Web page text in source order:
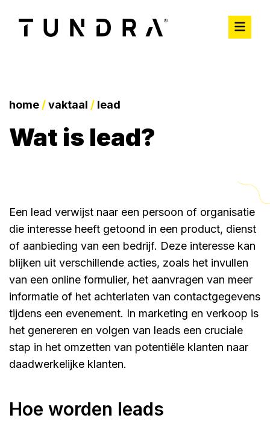
home /vaktaal / lead
wat is lead?
Een lead verwijst naar een persoon of organisatie
die interesse heeft getoond in een product, dienst
of aanbieding van een bedrijf. Deze interesse kan
blijken uit verschillende acties, zoals het invullen
van een online formulier, het aanvragen van meer
informatie of het achterlaten van contactgegevens
tijdens een evenement. In marketing en verkoop is
het genereren en volgen van leads een cruciale
stap in het omzetten van potentiële klanten naar
daadwerkelijke klanten.
hoe worden leads